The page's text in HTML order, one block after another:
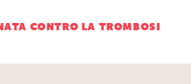
CONTRO LA TROMBOSI